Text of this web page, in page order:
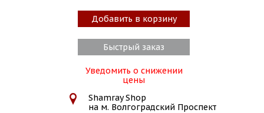
Добавить в корзину
Быстрый заказ
Уведомить о снижении
цены
Shamray Shop
на м. Волгоградский Проспект